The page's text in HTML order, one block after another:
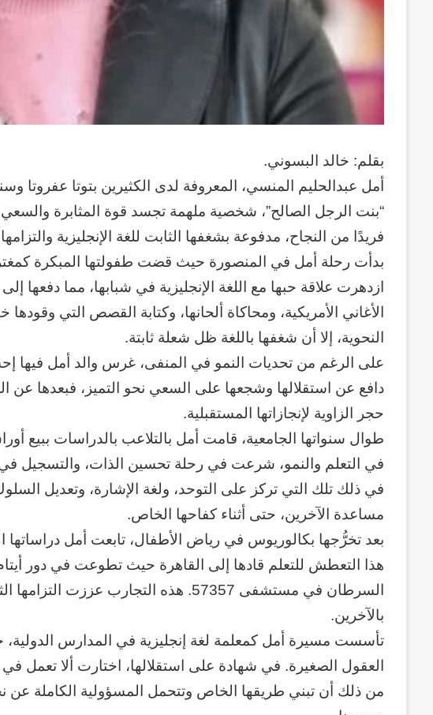
بقلم: خالد البسوني.
أمل عبدالحليم المنسي، المعروفة لدى الكثيرين بتوتا عفروتا
فريدًا من النجاح، مدفوعة بشغفها الثابت للغة الإنجليزية
بدأت رحلة أمل في المنصورة حيث قضت طفولتها المبكرة
ازدهرت علاقة حبها مع اللغة الإنجليزية في شبابها، مما دفعها
الأغاني الأمريكية، ومحاكاة ألحانها، وكتابة القصص التي
النحوية، إلا أن شغفها باللغة ظل شعلة ثابتة.
على الرغم من تحديات النمو في المنفى، غرس والد أمل فيها
دافع عن استقلالها وشجعها على السعي نحو التميز، فبعدها عن
حجر الزاوية لإنجازاتها المستقبلية.
طوال سنواتها الجامعية، قامت أمل بالتلاعب بالدراسات ببيع
في التعلم والنمو، شرعت في رحلة تحسين الذات، والتسجيل في
في ذلك تلك التي تركز على التوحد، ولغة الإشارة، وتعديل
مساعدة الآخرين، حتى أثناء كفاحها الخاص.
بعد تخرُّجها بكالوريوس في رياض الأطفال، تابعت أمل دراساتها
هذا التعطش للتعلم قادها إلى القاهرة حيث تطوعت في دور
السرطان في مستشفى 57357. هذه التجارب
بالآخرين.
تأسست مسيرة أمل كمعلمة لغة إنجليزية في المدارس
العقول الصغيرة. في شهادة على استقلالها، اختارت ألا تعمل
من ذلك أن تبني طريقها الخاص وتتحمل المسؤولية الكاملة عن
الـ